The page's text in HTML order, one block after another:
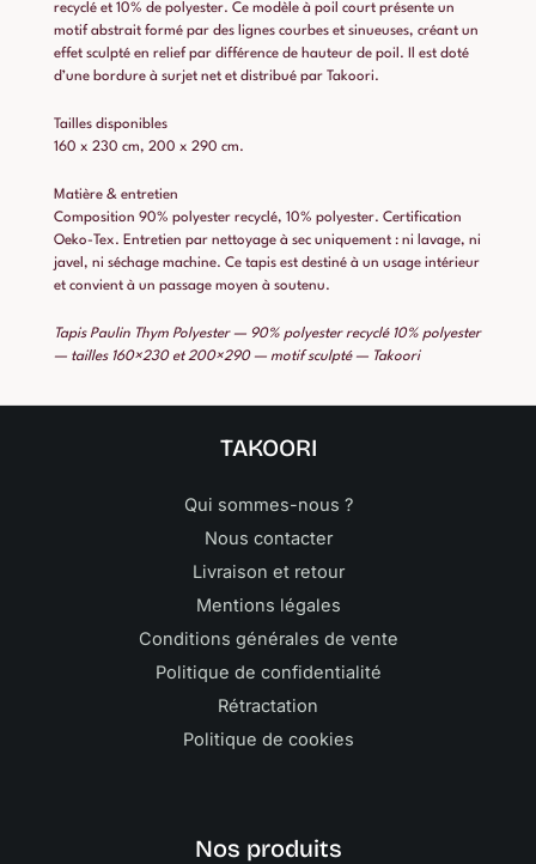
recyclé et 10% de polyester. Ce modèle à poil court présente un
motif abstrait formé par des lignes courbes et sinueuses, créant un
effet sculpté en relief par différence de hauteur de poil. Il est doté
d’une bordure à surjet net et distribué par Takoori.
Tailles disponibles
160 x 230 cm, 200 x 290 cm.
Matière & entretien
Composition 90% polyester recyclé, 10% polyester. Certification
Oeko-Tex. Entretien par nettoyage à sec uniquement : ni lavage, ni
javel, ni séchage machine. Ce tapis est destiné à un usage intérieur
et convient à un passage moyen à soutenu.
Tapis Paulin Thym Polyester — 90% polyester recyclé 10% polyester
— tailles 160×230 et 200×290 — motif sculpté — Takoori
TAKOORI
Qui sommes-nous ?
Nous contacter
Livraison et retour
Mentions légales
Conditions générales de vente
Politique de confidentialité
Rétractation
Politique de cookies
Nos produits